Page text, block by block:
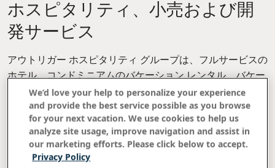
ホスピタリティ、小売および開
発サービス
アウトリガー ホスピタリティ グループは、フルサービスの
ホテル、コンドミニアムのバケーション レンタル、バケー
ション オーナーシップ リゾート、およびリゾート小売複合
施設を開発および管理しています。同社は、収益に鋭い目
を向けながら、買収、開発、管理にオーナー経営者の視点
を取り入れています。
リゾート管理
We’d love your help to personalize your experience
and provide the best service possible as you browse
for your next vacation. We use cookies to help us
analyze site usage, improve navigation and assist in
our marketing efforts. Please click below to accept.
Privacy Policy